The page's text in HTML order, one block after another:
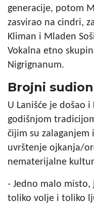
generacije, potom
zasvirao na cindri,
Kliman i Mladen
Vokalna etno
Nigrignanum.
Brojni
U Lanišće je došao i
godišnjom
čijim su zalaganjem
uvrštenje ojkanja/
nematerijalne
- Jedno malo
toliko volje i toliko